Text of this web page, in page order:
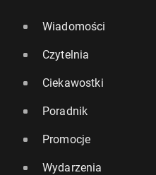
Wiadomości
Czytelnia
Ciekawostki
Poradnik
Promocje
Wydarzenia